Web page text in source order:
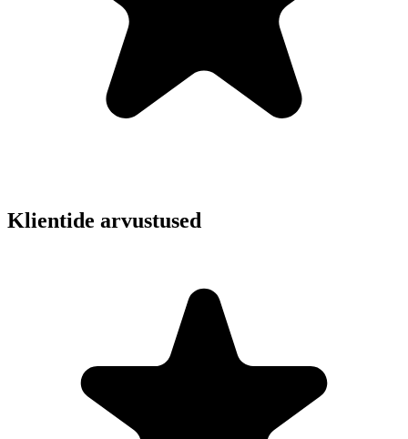
Klientide arvustused